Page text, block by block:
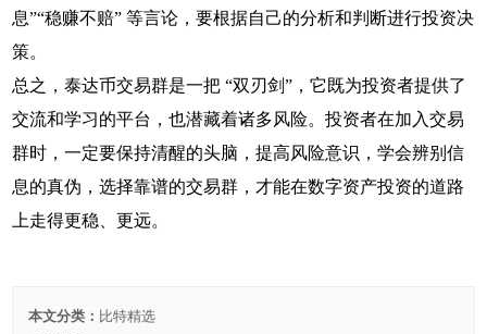
息”“稳赚不赔” 等言论，要根据自己的分析和判断进行投资决
策。
总之，泰达币交易群是一把 “双刃剑”，它既为投资者提供了
交流和学习的平台，也潜藏着诸多风险。投资者在加入交易
群时，一定要保持清醒的头脑，提高风险意识，学会辨别信
息的真伪，选择靠谱的交易群，才能在数字资产投资的道路
上走得更稳、更远。
本文分类： 比特精选